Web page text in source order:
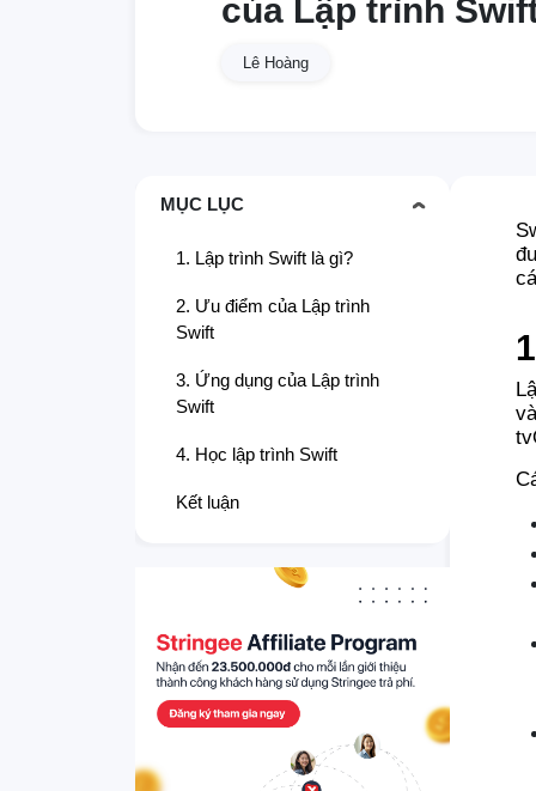
của Lập trình
Lê Hoàng
MỤC LỤC
1. Lập trình Swift là gì?
2. Ưu điểm của Lập trình
Swift
3. Ứng dụng của Lập trình
Swift
4. Học lập trình Swift
Kết luận